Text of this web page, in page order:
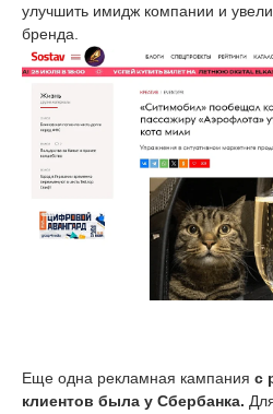
улучшить имидж компании и
бренда.
Еще одна рекламная кампания с
клиентов была у Сбербанка.